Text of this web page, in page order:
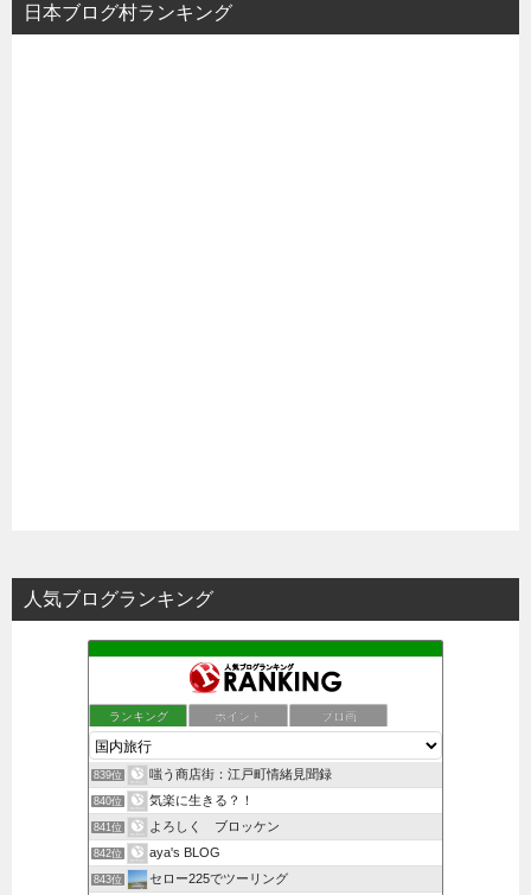
日本ブログ村ランキング
人気ブログランキング
ランキング ポイント ブロ画
839位 嗤う商店街：江戸町情緒見聞録
840位 気楽に生きる？！
841位 よろしく ブロッケン
842位 aya's BLOG
843位 セロー225でツーリング